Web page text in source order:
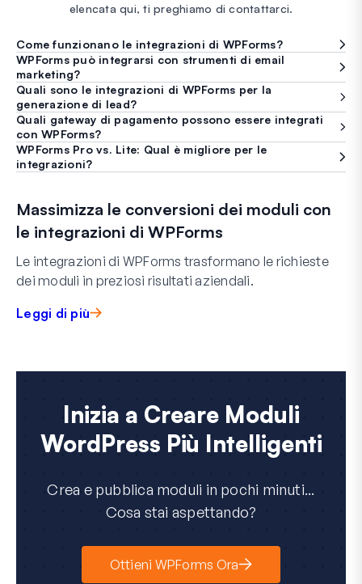
elencata qui, ti preghiamo di contattarci.
Come funzionano le integrazioni di WPForms?
WPForms può integrarsi con strumenti di email
marketing?
Quali sono le integrazioni di WPForms per la
generazione di lead?
Quali gateway di pagamento possono essere integrati
con WPForms?
WPForms Pro vs. Lite: Qual è migliore per le
integrazioni?
Massimizza le conversioni dei moduli con
le integrazioni di WPForms
Le integrazioni di WPForms trasformano le richieste
dei moduli in preziosi risultati aziendali.
Leggi di più
Inizia a Creare Moduli
WordPress Più Intelligenti
Crea e pubblica moduli in pochi minuti...
Cosa stai aspettando?
Ottieni WPForms Ora